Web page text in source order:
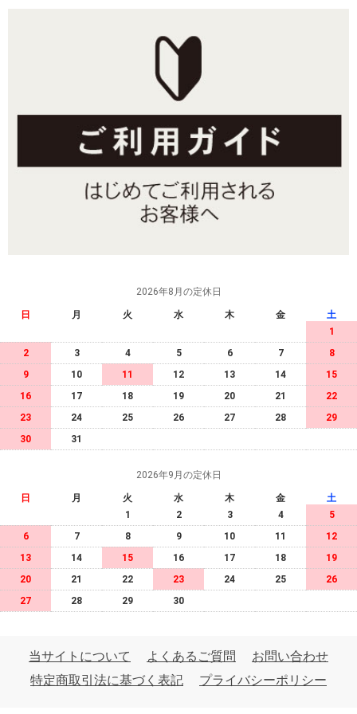
2026年8月の定休日
日 月 火 水 木 金
土
1
2
3 4 5 6 7
8
9
10 11 12 13 14
15
16
17 18 19 20 21
22
23
24 25 26 27 28
29
30
31
2026年9月の定休日
日 月 火 水 木 金
土
1
2 3 4
5
6
7 8 9 10 11
12
13
14 15 16 17 18
19
20
21 22 23 24 25
26
27
28 29 30
当サイトについて よくあるご質問
お問い合わせ
特定商取引法に基づく表記
プライバシーポリシー